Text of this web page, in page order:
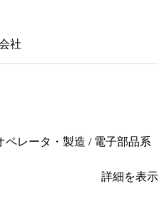
社
ペレータ・製造 / 電子部品系
詳細を表示